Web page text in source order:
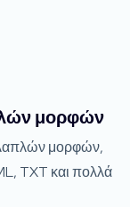
μορφών
μορφών,
TXT και πολλά